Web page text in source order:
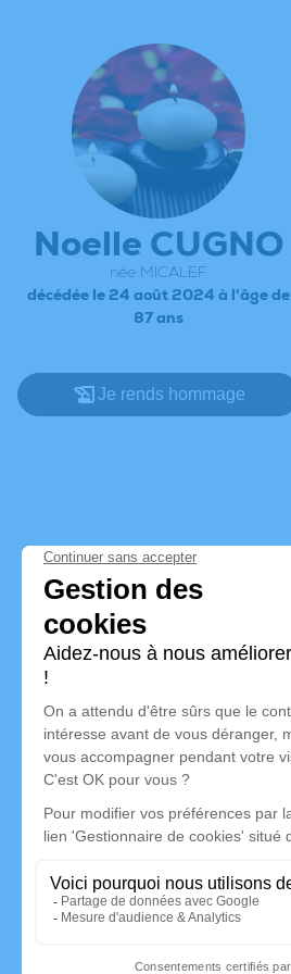
Noelle CUGNO
née MICALEF
décédée le 24 août 2024 à l'âge de
87 ans
Je rends hommage